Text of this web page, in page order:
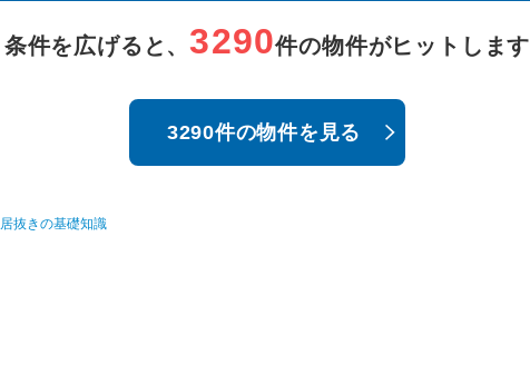
条件を広げると、3290件の物件がヒットします
3290件の物件を見る
居抜きの基礎知識